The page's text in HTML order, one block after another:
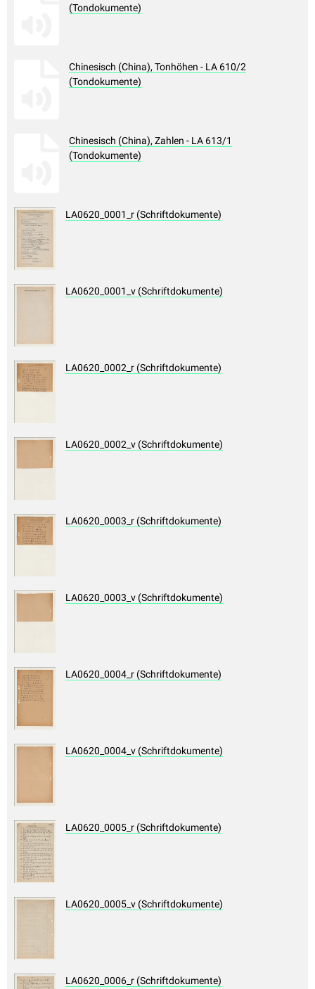
(Tondokumente)
Chinesisch (China), Tonhöhen - LA 610/2
(Tondokumente)
Chinesisch (China), Zahlen - LA 613/1
(Tondokumente)
LA0620_0001_r (Schriftdokumente)
LA0620_0001_v (Schriftdokumente)
LA0620_0002_r (Schriftdokumente)
LA0620_0002_v (Schriftdokumente)
LA0620_0003_r (Schriftdokumente)
LA0620_0003_v (Schriftdokumente)
LA0620_0004_r (Schriftdokumente)
LA0620_0004_v (Schriftdokumente)
LA0620_0005_r (Schriftdokumente)
LA0620_0005_v (Schriftdokumente)
LA0620_0006_r (Schriftdokumente)